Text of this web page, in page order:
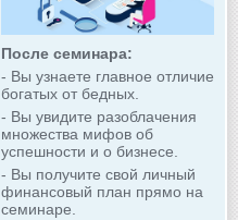
После семинара:
- Вы узнаете главное отличие
богатых от бедных.
- Вы увидите разоблачения
множества мифов об
успешности и о бизнесе.
- Вы получите свой личный
финансовый план прямо на
семинаре.